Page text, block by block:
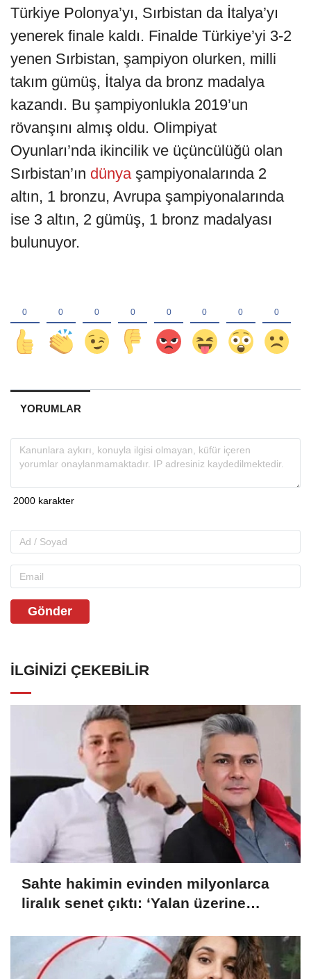
Türkiye Polonya’yı, Sırbistan da İtalya’yı
yenerek finale kaldı. Finalde Türkiye’yi 3-2
yenen Sırbistan, şampiyon olurken, milli
takım gümüş, İtalya da bronz madalya
kazandı. Bu şampiyonlukla 2019’un
rövanşını almış oldu. Olimpiyat
Oyunları’nda ikincilik ve üçüncülüğü olan
Sırbistan’ın dünya şampiyonalarında 2
altın, 1 bronzu, Avrupa şampiyonalarında
ise 3 altın, 2 gümüş, 1 bronz madalyası
bulunuyor.
YORUMLAR
Gönder
İLGINIZI ÇEKEBILIR
Sahte hakimin evinden milyonlarca
liralık senet çıktı: ‘Yalan üzerine